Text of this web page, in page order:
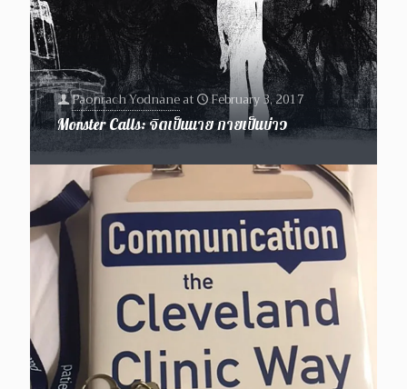
Paonrach Yodnaneat
February 3, 2017
Monster Calls: จิตเป็นนาย กายเป็นบ่าว